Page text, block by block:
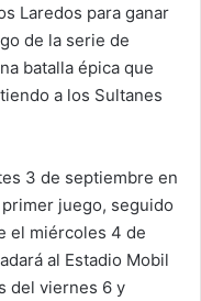
Laredos para ganar
de la serie de
batalla épica que
a los Sultanes
3 de septiembre en
juego, seguido
el miércoles 4 de
al Estadio Mobil
del viernes 6 y